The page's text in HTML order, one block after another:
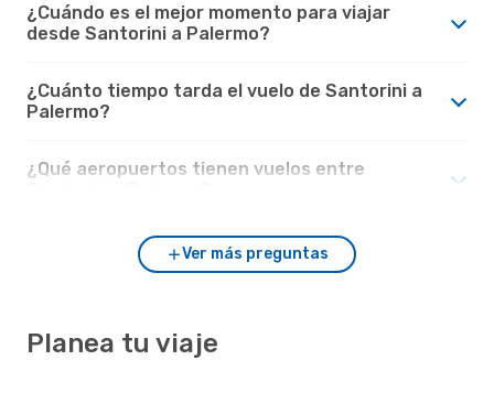
¿Cuándo es el mejor momento para viajar
desde Santorini a Palermo?
¿Cuánto tiempo tarda el vuelo de Santorini a
Palermo?
¿Qué aeropuertos tienen vuelos entre
Ver más preguntas
Planea tu viaje